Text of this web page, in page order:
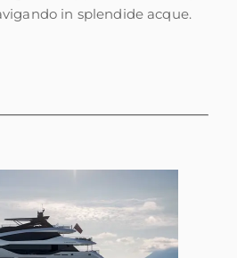
in splendide acque.